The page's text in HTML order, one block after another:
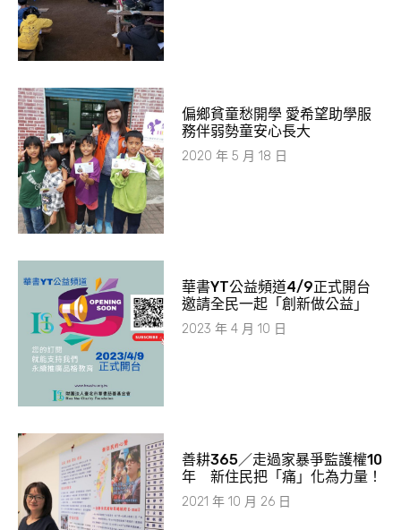
偏鄉貧童愁開學 愛希望助學服
務伴弱勢童安心長大
2020 年 5 月 18 日
​華書YT公益頻道4/9正式開台
邀請全民一起「創新做公益」
2023 年 4 月 10 日
善耕365／走過家暴爭監護權10
年 新住民把「痛」化為力量！
2021 年 10 月 26 日